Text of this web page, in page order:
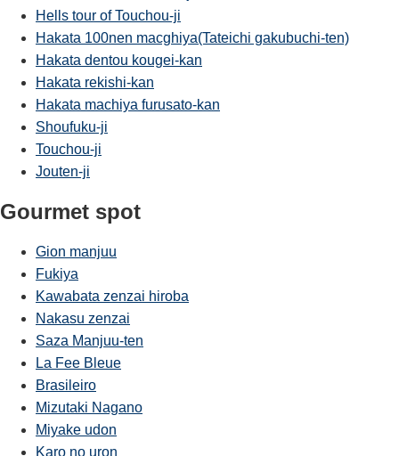
Hells tour of Touchou-ji
Hakata 100nen macghiya(Tateichi gakubuchi-ten)
Hakata dentou kougei-kan
Hakata rekishi-kan
Hakata machiya furusato-kan
Shoufuku-ji
Touchou-ji
Jouten-ji
Gourmet spot
Gion manjuu
Fukiya
Kawabata zenzai hiroba
Nakasu zenzai
Saza Manjuu-ten
La Fee Bleue
Brasileiro
Mizutaki Nagano
Miyake udon
Karo no uron